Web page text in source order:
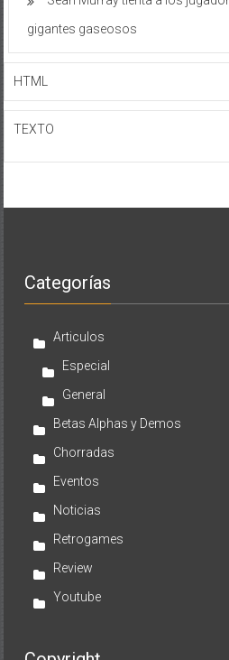
gigantes gaseosos
HTML
TEXTO
Categorías
Articulos
Especial
General
Betas Alphas y Demos
Chorradas
Eventos
Noticias
Retrogames
Review
Youtube